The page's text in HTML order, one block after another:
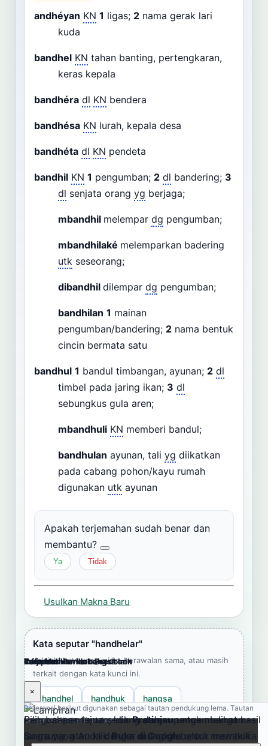
andhéyan KN 1 ligas; 2 nama gerak lari
kuda
bandhel KN tahan banting, pertengkaran,
keras kepala
bandhéra dl KN bendera
bandhésa KN lurah, kepala desa
bandhéta dl KN pendeta
bandhil KN 1 pengumban; 2 dl bandering; 3
dl senjata orang yg berjaga;
mbandhil melempar dg pengumban;
mbandhilaké melemparkan badering
utk seseorang;
dibandhil dilempar dg pengumban;
bandhilan 1 mainan
pengumban/bandering; 2 nama bentuk
cincin bermata satu
bandhul 1 bandul timbangan, ayunan; 2 dl
timbel pada jaring ikan; 3 dl
sebungkus gula aren;
mbandhuli KN memberi bandul;
bandhulan ayunan, tali yg diikatkan
pada cabang pohon/kayu rumah
digunakan utk ayunan
Apakah terjemahan sudah benar dan
membantu?
Ya Tidak
Usulkan Makna Baru
Cara Memberikan Feedback
×
Lampiran
×
Referensi Pendukung
×
Referensi berikut digunakan sebagai tautan pendukung lema. Tautan
eksternal dibuka di tab baru.
Informasi
×
Pengucapan lema sedang dalam pengembangan.
Suara yang Anda dengar mungkin belum mewakili
Terjemahkan ke bahasa lain
×
Pilih bahasa tujuan, klikPratinjauuntuk melihat hasil
langsung, atau klikBuka di Googleuntuk membuka
Kata seputar "handhelar"
Jelajahi kata yang mirip, berawalan sama, atau masih
terkait dengan kata kunci ini.
handhel handhuk hangsa
andhéyan bandhel bandhéra